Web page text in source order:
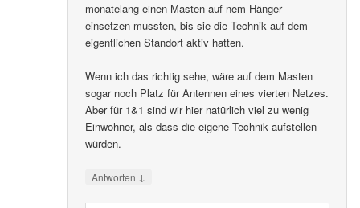
monatelang einen Masten auf nem Hänger
einsetzen mussten, bis sie die Technik auf dem
eigentlichen Standort aktiv hatten.
Wenn ich das richtig sehe, wäre auf dem Masten
sogar noch Platz für Antennen eines vierten Netzes.
Aber für 1&1 sind wir hier natürlich viel zu wenig
Einwohner, als dass die eigene Technik aufstellen
würden.
Antworten ↓